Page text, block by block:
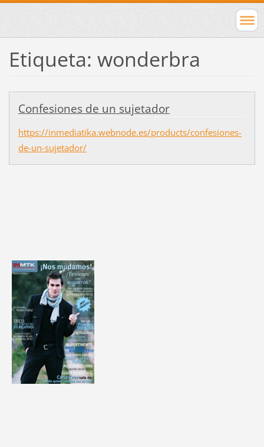
Etiqueta: wonderbra
Confesiones de un sujetador
https://inmediatika.webnode.es/products/confesiones-
de-un-sujetador/